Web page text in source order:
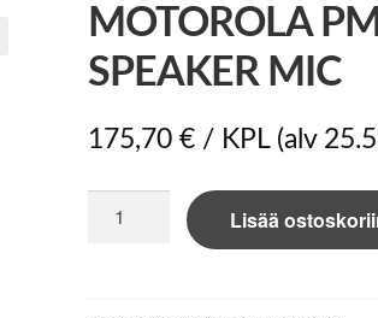
MOTOROLA
SPEAKER MIC
175,70 €/ KPL (alv
PMMN4128A
Lisää